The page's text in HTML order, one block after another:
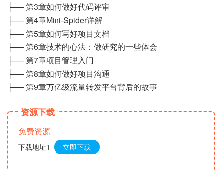
├── 第3章如何做好代码评审
├── 第4章Mini-Spider详解
├── 第5章如何写好项目文档
├── 第6章技术的心法：做研究的一些体会
├── 第7章项目管理入门
├── 第8章如何做好项目沟通
├── 第9章万亿级流量转发平台背后的故事
资源下载
免费资源
下载地址1 立即下载